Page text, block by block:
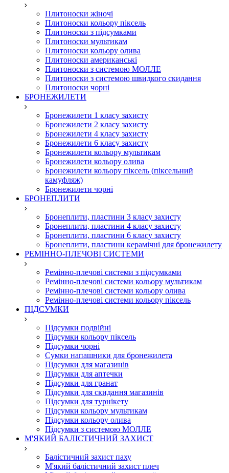
Плитоноски жіночі
Плитоноски кольору піксель
Плитоноски з підсумками
Плитоноски мультикам
Плитоноски кольору олива
Плитоноски американські
Плитоноски з системою МОЛЛЕ
Плитоноски з системою швидкого скидання
Плитоноски чорні
БРОНЕЖИЛЕТИ
Бронежилети 1 класу захисту
Бронежилети 2 класу захисту
Бронежилети 4 класу захисту
Бронежилети 6 класу захисту
Бронежилети кольору мультикам
Бронежилети кольору олива
Бронежилети кольору піксель (піксельний
камуфляж)
Бронежилети чорні
БРОНЕПЛИТИ
Бронеплити, пластини 3 класу захисту
Бронеплити, пластини 4 класу захисту
Бронеплити, пластини 6 класу захисту
Бронеплити, пластини керамічні для бронежилету
РЕМІННО-ПЛЕЧОВІ СИСТЕМИ
Ремінно-плечові системи з підсумками
Ремінно-плечові системи кольору мультикам
Ремінно-плечові системи кольору олива
Ремінно-плечові системи кольору піксель
ПІДСУМКИ
Підсумки подвійні
Підсумки кольору піксель
Підсумки чорні
Сумки напашники для бронежилета
Підсумки для магазинів
Підсумки для аптечки
Підсумки для гранат
Підсумки для скидання магазинів
Підсумки для турнікету
Підсумки кольору мультикам
Підсумки кольору олива
Підсумки з системою МОЛЛЕ
М'ЯКИЙ БАЛІСТИЧНИЙ ЗАХИСТ
Балістичний захист паху
М'який балістичний захист плеч